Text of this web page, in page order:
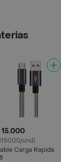
und)
Carga Rapida